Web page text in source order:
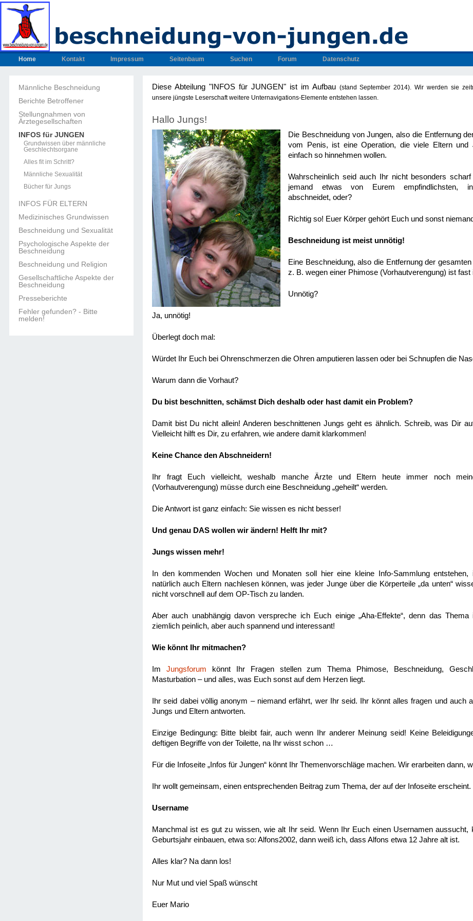
Home Kontakt Impressum Seitenbaum Suchen Forum Datenschutz
Männliche Beschneidung
Berichte Betroffener
Stellungnahmen von
Ärztegesellschaften
INFOS für JUNGEN
Grundwissen über männliche
Geschlechtsorgane
Alles fit im Schritt?
Männliche Sexualität
Bücher für Jungs
INFOS FÜR ELTERN
Medizinisches Grundwissen
Beschneidung und Sexualität
Psychologische Aspekte der
Beschneidung
Beschneidung und Religion
Gesellschaftliche Aspekte der
Beschneidung
Presseberichte
Fehler gefunden? - Bitte
melden!
Diese Abteilung "INFOS für JUNGEN" ist im Aufbau (stand September 2014). Wir werden sie
unsere jüngste Leserschaft weitere Unternavigations-Elemente entstehen lassen.
Hallo Jungs!
Die Beschneidung von Jungen, also die Entfernung
vom Penis, ist eine Operation, die viele Eltern und
einfach so hinnehmen wollen.
Wahrscheinlich seid auch Ihr nicht besonders
jemand etwas von Eurem empfindlichsten,
abschneidet, oder?
Richtig so! Euer Körper gehört Euch und sonst
Beschneidung ist meist unnötig!
Eine Beschneidung, also die Entfernung der
z. B. wegen einer Phimose (Vorhautverengung) ist fast
Unnötig?
Ja, unnötig!
Überlegt doch mal:
Würdet Ihr Euch bei Ohrenschmerzen die Ohren amputieren lassen oder bei Schnupfen die
Warum dann die Vorhaut?
Du bist beschnitten, schämst Dich deshalb oder hast damit ein Problem?
Damit bist Du nicht allein! Anderen beschnittenen Jungs geht es ähnlich. Schreib, was Dir
Vielleicht hilft es Dir, zu erfahren, wie andere damit klarkommen!
Keine Chance den Abschneidern!
Ihr fragt Euch vielleicht, weshalb manche Ärzte und Eltern heute immer noch
(Vorhautverengung) müsse durch eine Beschneidung „geheilt“ werden.
Die Antwort ist ganz einfach: Sie wissen es nicht besser!
Und genau DAS wollen wir ändern! Helft Ihr mit?
Jungs wissen mehr!
In den kommenden Wochen und Monaten soll hier eine kleine Info-Sammlung
natürlich auch Eltern nachlesen können, was jeder Junge über die Körperteile „da unten“
nicht vorschnell auf dem OP-Tisch zu landen.
Aber auch unabhängig davon verspreche ich Euch einige „Aha-Effekte“, denn das
ziemlich peinlich, aber auch spannend und interessant!
Wie könnt Ihr mitmachen?
Im Jungsforum könnt Ihr Fragen stellen zum Thema Phimose, Beschneidung,
Masturbation – und alles, was Euch sonst auf dem Herzen liegt.
Ihr seid dabei völlig anonym – niemand erfährt, wer Ihr seid. Ihr könnt alles fragen und auch
Jungs und Eltern antworten.
Einzige Bedingung: Bitte bleibt fair, auch wenn Ihr anderer Meinung seid! Keine
deftigen Begriffe von der Toilette, na Ihr wisst schon …
Für die Infoseite „Infos für Jungen“ könnt Ihr Themenvorschläge machen. Wir erarbeiten dann,
Ihr wollt gemeinsam, einen entsprechenden Beitrag zum Thema, der auf der Infoseite erscheint.
Username
Manchmal ist es gut zu wissen, wie alt Ihr seid. Wenn Ihr Euch einen Usernamen aussucht,
Geburtsjahr einbauen, etwa so: Alfons2002, dann weiß ich, dass Alfons etwa 12 Jahre alt ist.
Alles klar? Na dann los!
Nur Mut und viel Spaß wünscht
Euer Mario